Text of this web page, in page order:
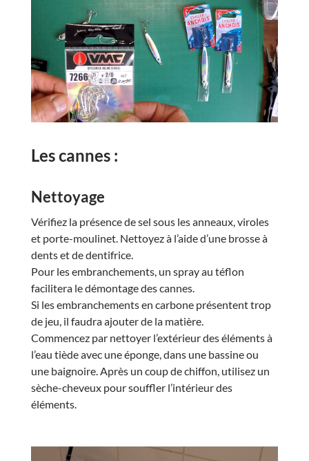
Les cannes :
Nettoyage
Vérifiez la présence de sel sous les anneaux, viroles
et porte-moulinet. Nettoyez à l’aide d’une brosse à
dents et de dentifrice.
Pour les embranchements, un spray au téflon
facilitera le démontage des cannes.
Si les embranchements en carbone présentent trop
de jeu, il faudra ajouter de la matière.
Commencez par nettoyer l’extérieur des éléments à
l’eau tiède avec une éponge, dans une bassine ou
une baignoire. Après un coup de chiffon, utilisez un
sèche-cheveux pour souffler l’intérieur des
éléments.